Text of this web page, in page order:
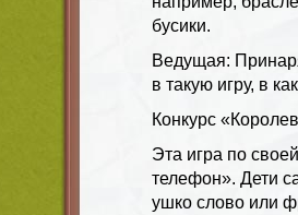
бусики.
Ведущая:
в такую игру, в
Конкурс
Эта игра по
телефон». Дети
ушко слово или